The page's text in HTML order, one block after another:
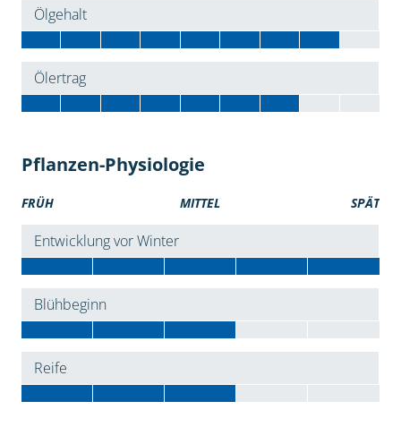
Ölgehalt
Ölertrag
Pflanzen-Physiologie
FRÜH MITTEL SPÄT
Entwicklung vor Winter
Blühbeginn
Reife